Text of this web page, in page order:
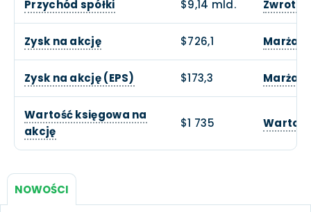
Przychód spółki $9,14 mld. Zwrotu
Zysk na akcję $726,1 Marża
Zysk na akcję (EPS) $173,3 Marża
Wartość księgowa na
akcję
$1 735
NOWOŚCI